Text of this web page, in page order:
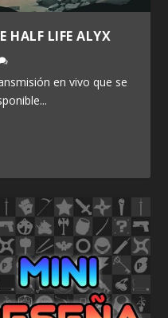
HALF LIFE ALYX
en vivo que se